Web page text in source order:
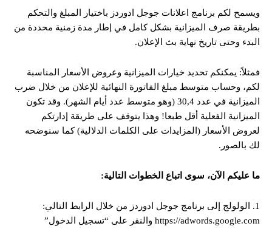
ويسمح لكم برنامج اعلانات جوجل ادوردز باختيار المبلغ والتحكم
بطريقة صرف الميزانية بشكل كامل في إطار مدة زمنية محددة من
البدء وحتى تاريخ نهاية بث الإعلان.
فمثلاً: يمكنكم تحديد خيارات الميزانية وعروض الأسعار المناسبة
لكم، وحساب متوسط مبلغ الفاتورة النهائية للإعلان من خلال ضرب
الميزانية في عدد 30,4 (وهو متوسط عدد أيام الشهر). وقد تكون
الميزانية الفعلية أقل طبعا! وهذا يتوقف على طريقة إدارتكم
لعروض الأسعار (المزايدات على الكلمات الدلالية) كما سنوضحه
لك بالصور.
ما عليكم الآن، سوى اتباع الخطوات التالية:
1. الولولج إلى برنامج جوجل ادوردز من خلال الرابط التالي:
https://adwords.google.com والنقر على “تسجيل الدخول”